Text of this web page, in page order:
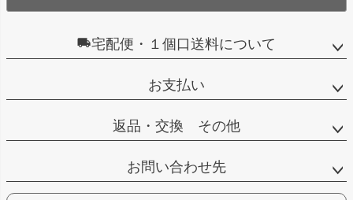
宅配便・１個口送料について
お支払い
返品・交換 その他
お問い合わせ先